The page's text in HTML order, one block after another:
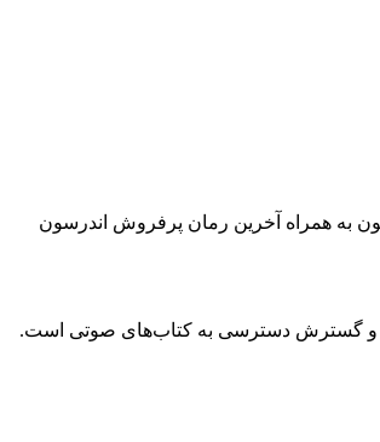
به همراه آخرین رمان پرفروش اندرسون
و گسترش دسترسی به کتاب‌های صوتی است.